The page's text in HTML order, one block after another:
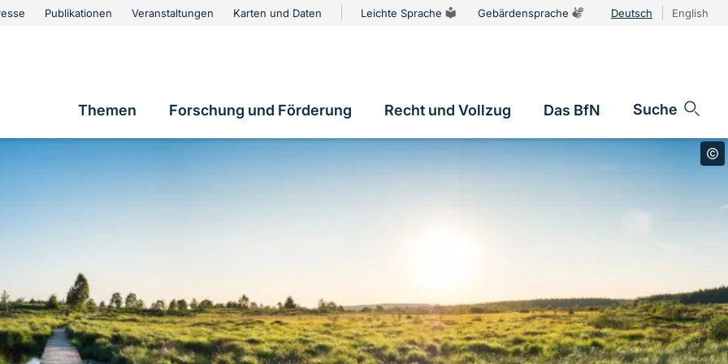
Publikationen Veranstaltungen Karten und Daten Leichte Sprache Gebärdensprache Deutsch English
Hauptnavigation
Themen Forschung und Förderung Recht und Vollzug Das BfN Suche